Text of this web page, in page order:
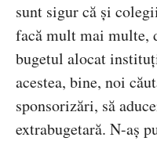
sunt sigur că și
facă mult mai multe,
bugetul alocat
acestea, bine, noi
sponsorizări, să
extrabugetară. N-aș